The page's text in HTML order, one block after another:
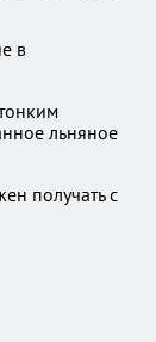
в
льняное
получать с